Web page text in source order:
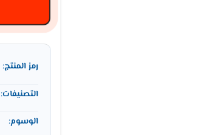
رمز المنتج:
التصنيفات:
الوسوم: